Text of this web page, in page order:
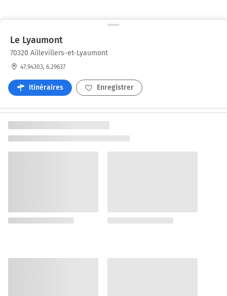
Le Lyaumont
70320 Aillevillers-et-Lyaumont
47.94303, 6.29637
Itinéraires Enregistrer